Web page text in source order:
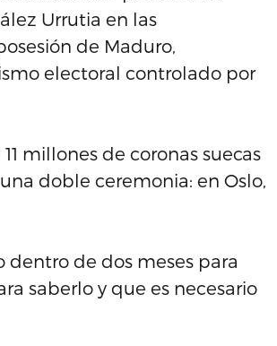
Urrutia en las
de Maduro,
electoral controlado por
millones de coronas suecas
doble ceremonia: en Oslo,
dentro de dos meses para
saberlo y que es necesario